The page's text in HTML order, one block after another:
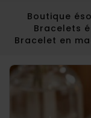
Boutique
Bracelets
Bracelet en